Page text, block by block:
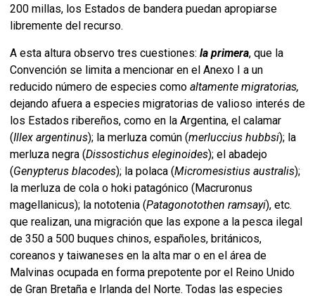
200 millas, los Estados de bandera puedan apropiarse
libremente del recurso.
A esta altura observo tres cuestiones: la primera, que la
Convención se limita a mencionar en el Anexo I a un
reducido número de especies como altamente migratorias,
dejando afuera a especies migratorias de valioso interés de
los Estados ribereños, como en la Argentina, el calamar
(Illex argentinus); la merluza común (merluccius hubbsi); la
merluza negra (Dissostichus eleginoides); el abadejo
(Genypterus blacodes); la polaca (Micromesistius australis);
la merluza de cola o hoki patagónico (Macruronus
magellanicus); la nototenia (Patagonotothen ramsayi), etc.
que realizan, una migración que las expone a la pesca ilegal
de 350 a 500 buques chinos, españoles, británicos,
coreanos y taiwaneses en la alta mar o en el área de
Malvinas ocupada en forma prepotente por el Reino Unido
de Gran Bretaña e Irlanda del Norte. Todas las especies